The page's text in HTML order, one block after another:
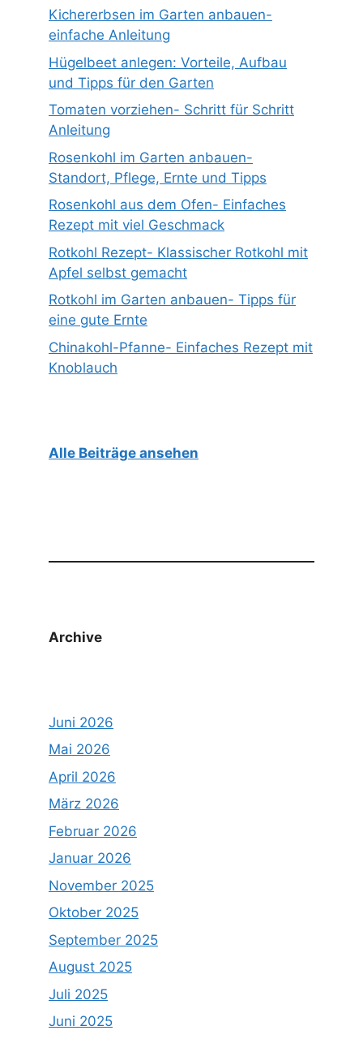
Kichererbsen im Garten anbauen-
einfache Anleitung
Hügelbeet anlegen: Vorteile, Aufbau
und Tipps für den Garten
Tomaten vorziehen- Schritt für Schritt
Anleitung
Rosenkohl im Garten anbauen-
Standort, Pflege, Ernte und Tipps
Rosenkohl aus dem Ofen- Einfaches
Rezept mit viel Geschmack
Rotkohl Rezept- Klassischer Rotkohl mit
Apfel selbst gemacht
Rotkohl im Garten anbauen- Tipps für
eine gute Ernte
Chinakohl-Pfanne- Einfaches Rezept mit
Knoblauch
Alle Beiträge ansehen
Archive
Juni 2026
Mai 2026
April 2026
März 2026
Februar 2026
Januar 2026
November 2025
Oktober 2025
September 2025
August 2025
Juli 2025
Juni 2025